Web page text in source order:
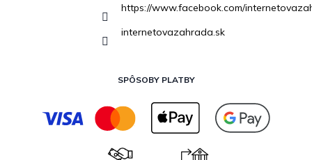
https://www.facebook.com/
internetovazahrada.sk
SPÔSOBY PLATBY